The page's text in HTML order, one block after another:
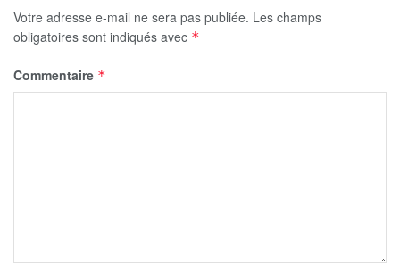
Votre adresse e-mail ne sera pas publiée. Les champs
obligatoires sont indiqués avec *
Commentaire *